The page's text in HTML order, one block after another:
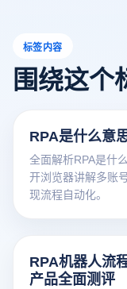
标签内容
围绕这个
RPA是什么意
全面解析RPA是什
开浏览器讲解多账
现流程自动化。
RPA机器人流
产品全面测评